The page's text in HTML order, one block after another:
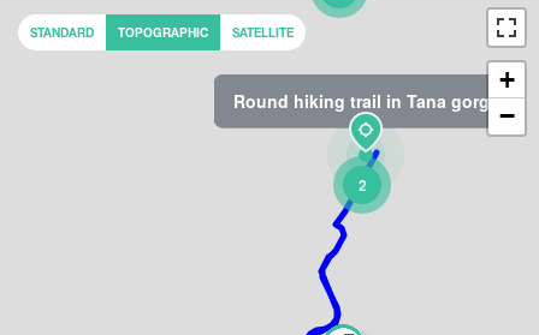
Round hiking trail in Tana gorge
2
+
−
STANDARD TOPOGRAPHIC SATELLITE